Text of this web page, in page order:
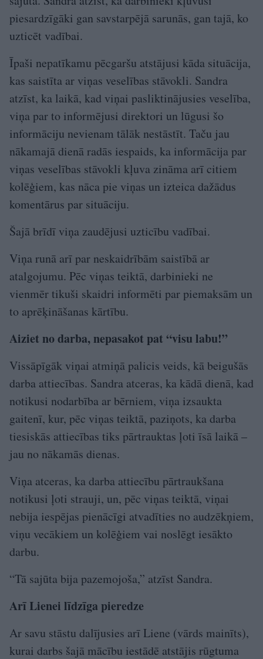
piesardzīgāki gan savstarpējā sarunās, gan tajā, ko
uzticēt vadībai.
Īpaši nepatīkamu pēcgaršu atstājusi kāda situācija,
kas saistīta ar viņas veselības stāvokli. Sandra
atzīst, ka laikā, kad viņai pasliktinājusies veselība,
viņa par to informējusi direktori un lūgusi šo
informāciju nevienam tālāk nestāstīt. Taču jau
nākamajā dienā radās iespaids, ka informācija par
viņas veselības stāvokli kļuva zināma arī citiem
kolēģiem, kas nāca pie viņas un izteica dažādus
komentārus par situāciju.
Šajā brīdī viņa zaudējusi uzticību vadībai.
Viņa runā arī par neskaidrībām saistībā ar
atalgojumu. Pēc viņas teiktā, darbinieki ne
vienmēr tikuši skaidri informēti par piemaksām un
to aprēķināšanas kārtību.
Aiziet no darba, nepasakot pat “visu labu!”
Vissāpīgāk viņai atmiņā palicis veids, kā beigušās
darba attiecības. Sandra atceras, ka kādā dienā, kad
notikusi nodarbība ar bērniem, viņa izsaukta
gaitenī, kur, pēc viņas teiktā, paziņots, ka darba
tiesiskās attiecības tiks pārtrauktas ļoti īsā laikā –
jau no nākamās dienas.
Viņa atceras, ka darba attiecību pārtraukšana
notikusi ļoti strauji, un, pēc viņas teiktā, viņai
nebija iespējas pienācīgi atvadīties no audzēkņiem,
viņu vecākiem un kolēģiem vai noslēgt iesākto
darbu.
“Tā sajūta bija pazemojoša,” atzīst Sandra.
Arī Lienei līdzīga pieredze
Ar savu stāstu dalījusies arī Liene (vārds mainīts),
kurai darbs šajā mācību iestādē atstājis rūgtuma